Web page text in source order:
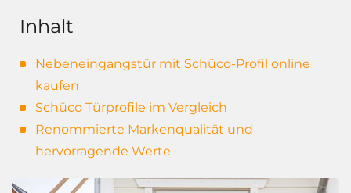
Inhalt
Nebeneingangstür mit Schüco-Profil online
kaufen
Schüco Türprofile im Vergleich
Renommierte Markenqualität und
hervorragende Werte